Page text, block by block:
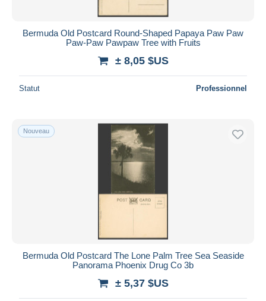
Bermuda Old Postcard Round-Shaped Papaya Paw Paw
Paw-Paw Pawpaw Tree with Fruits
± 8,05 $US
Statut Professionnel
Nouveau
Bermuda Old Postcard The Lone Palm Tree Sea Seaside
Panorama Phoenix Drug Co 3b
± 5,37 $US